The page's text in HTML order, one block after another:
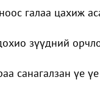
галаа цахиж
зүүдний
санагалзан үе үе